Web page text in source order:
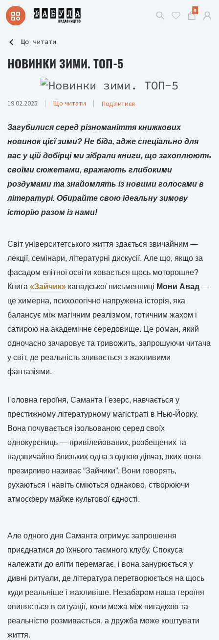
0
Що читати
НОВИНКИ ЗИМИ. ТОП-5
19.02.2025 Що читати Поділитися
Загубилися серед різноманіття книжкових
новинок цієї зими? Не біда, адже спеціально для
вас у цій добірці ми зібрали книги, що захоплюють
своїми сюжетами, вражають глибокими
роздумами та знайомлять із новими голосами в
літературі. Обирайте свою ідеальну зимову
історію разом із нами!
Світ університетського життя здається звичайним —
лекції, семінари, літературні дискусії. Але що, якщо за
фасадом елітної освіти ховається щось моторошне?
Книга «Зайчик» канадської письменниці Мони Авад —
це химерна, психологічно напружена історія, яка
балансує між магічним реалізмом, готичним жахом і
сатирою на академічне середовище. Це роман, який
одночасно зачаровує та тривожить, запрошуючи читача
у світ, де реальність зливається з жахливими
фантазіями.
Головна героїня, Саманта Гезерс, навчається у
престижному літературному магістраті в Нью-Йорку.
Вона почувається ізольованою серед своїх
однокурсниць — привілейованих, розбещених та
надзвичайно близьких одна з одною дівчат, яких вона
презирливо називає “Зайчики”. Вони говорять,
рухаються і навіть сміються однаково, створюючи
атмосферу майже культової єдності.
Але одного дня Саманта отримує запрошення
приєднатися до їхнього таємного клубу. Спокуса
належати до еліти перемагає, і вона занурюється у
дивні ритуали, де література перетворюється на щось
куди реальніше і жахливіше. Незабаром наша героїня
опиняється в ситуації, коли межа між вигадкою та
реальністю розмивається, а дружба може коштувати
життя.